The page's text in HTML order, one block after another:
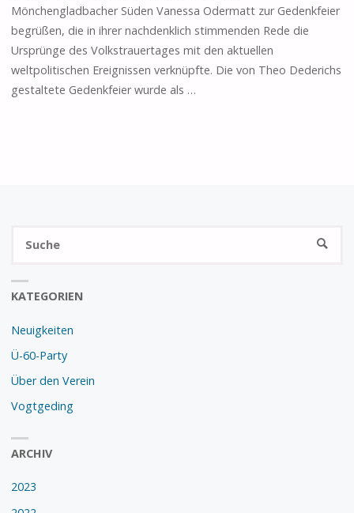
Mönchengladbacher Süden Vanessa Odermatt zur Gedenkfeier
begrüßen, die in ihrer nachdenklich stimmenden Rede die
Ursprünge des Volkstrauertages mit den aktuellen
weltpolitischen Ereignissen verknüpfte. Die von Theo Dederichs
gestaltete Gedenkfeier wurde als …
SUCHE
KATEGORIEN
Neuigkeiten
Ü-60-Party
Über den Verein
Vogtgeding
ARCHIV
2023